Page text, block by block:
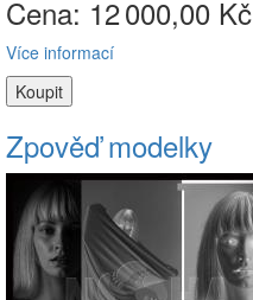
Cena: 12000,00 Kč
Více informací
Zpověď modelky